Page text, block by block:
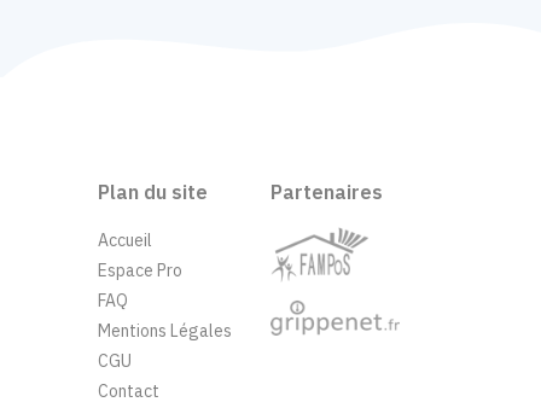
Plan du site
Accueil
Espace Pro
FAQ
Mentions Légales
CGU
Contact
Partenaires